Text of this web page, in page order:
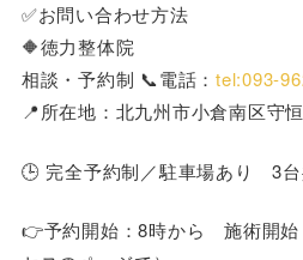
✅お問い合わせ方法
🔶徳力整体院
相談・予約制 📞電話：tel:093-
📍所在地：北九州市小倉南区守
🕒 完全予約制／駐車場あり 3台
👉予約開始：8時から 施術開始